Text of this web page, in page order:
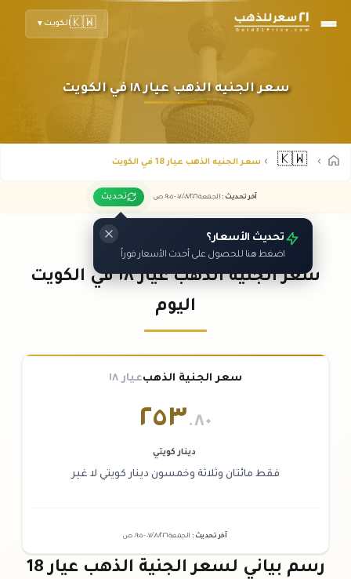
🇰🇼الكويت ▼
سعر الجنيه الذهب عيار ١٨ في الكويت
🇰🇼 سعر الجنيه الذهب عيار 18 في الكويت
آخر تحديث : الجمعة ٠٧ /٠٨/٢٠٢٦ - ٠٩:٠٥ ص تحديث
تحديث الأسعار؟
اضغط هنا للحصول على أحدث الأسعار فوراً
سعر الجنيه الذهب عيار ١٨ في الكويت
اليوم
سعر الجنية الذهبعيار ١٨
٢٥٣.٨٠
دينار كويتي
فقط مائتان وثلاثة وخمسون دينار كويتي لا غير
آخر تحديث : الجمعة ٠٧ /٠٨/٢٠٢٦ - ٠٩:٠٥ ص
رسم بياني لسعر الجنية الذهب عيار 18